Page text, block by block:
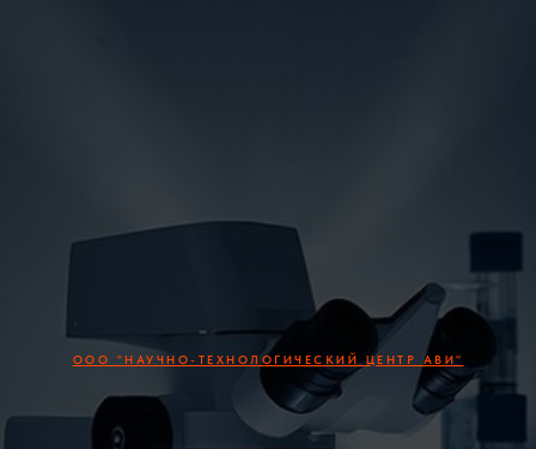
ООО "НАУЧНО-ТЕХНОЛОГИЧЕСКИЙ ЦЕНТР АВИ"